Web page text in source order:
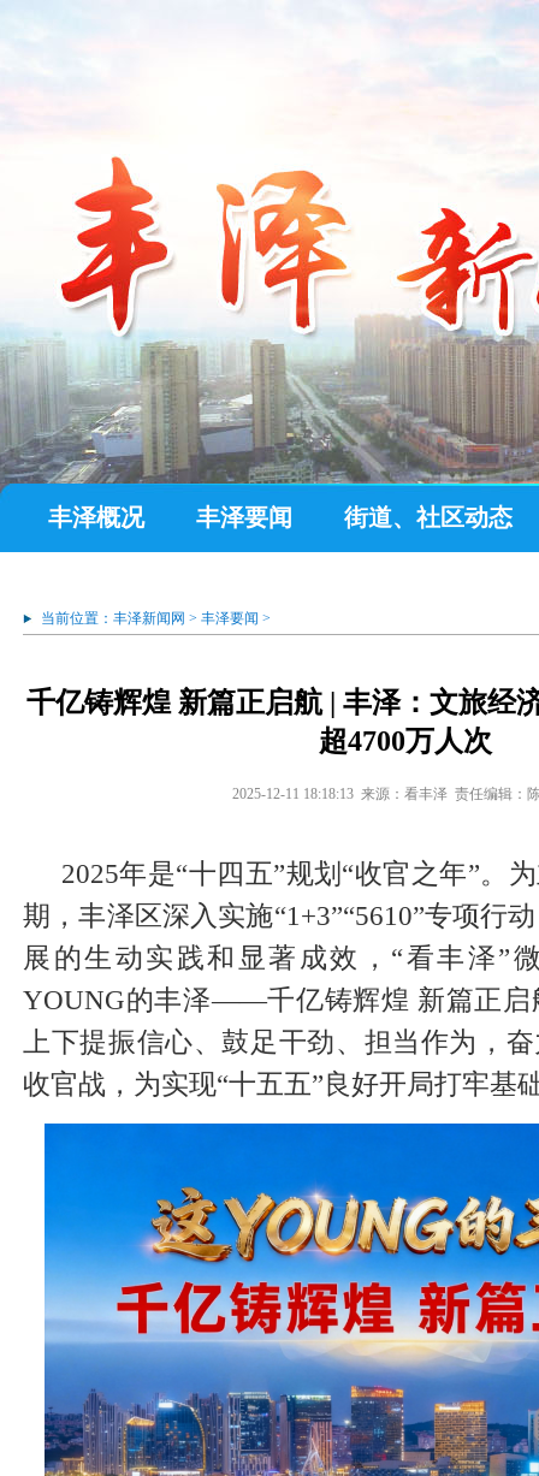
丰泽概况 丰泽要闻 街道、社区动态
当前位置： 丰泽新闻网 > 丰泽要闻 >
千亿铸辉煌 新篇正启航 | 丰泽：文旅经
超4700万人次
2025-12-11 18:18:13 来源：看丰泽 责任编辑：
2025年是“十四五”规划“收官之年”。
期，丰泽区深入实施“1+3”“5610”专项行
展的生动实践和显著成效，“看丰泽”
YOUNG的丰泽——千亿铸辉煌 新篇正启
上下提振信心、鼓足干劲、担当作为，
收官战，为实现“十五五”良好开局打牢基